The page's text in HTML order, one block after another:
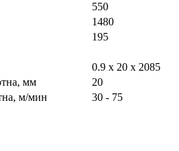
550
1480
195
0.9 х 20 х 2085
мм
20
м/мин
30 - 75